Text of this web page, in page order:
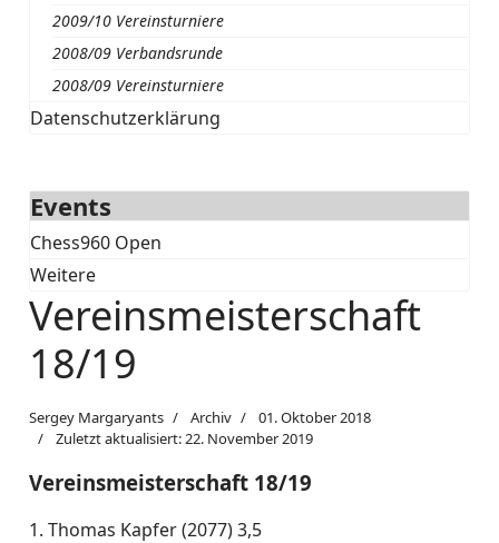
2009/10 Vereinsturniere
2008/09 Verbandsrunde
2008/09 Vereinsturniere
Datenschutzerklärung
Events
Chess960 Open
Weitere
Vereinsmeisterschaft
18/19
Sergey Margaryants Archiv
01. Oktober 2018
Zuletzt aktualisiert: 22. November 2019
Vereinsmeisterschaft 18/19
1. Thomas Kapfer (2077) 3,5